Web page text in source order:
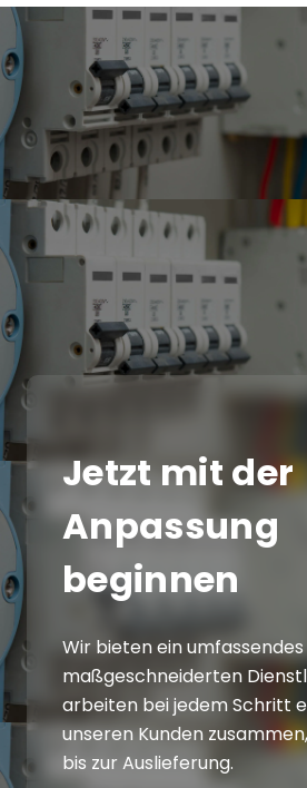
Jetzt mit der
Anpassung
beginnen
Wir bieten ein
maßgeschneiderten
arbeiten bei jedem Schritt
unseren Kunden
bis zur Auslieferung.